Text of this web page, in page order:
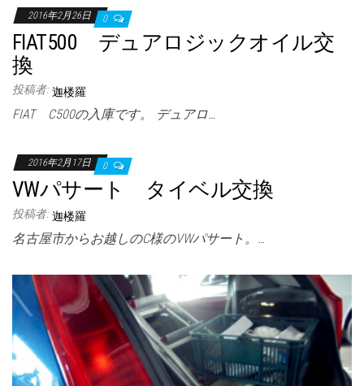
2016年2月26日 0
FIAT500 デュアロジックオイル交
換
投稿者: 迦楼羅
FIAT C500の入庫です。 デュアロ…
2016年2月17日 0
VWパサート タイベル交換
投稿者: 迦楼羅
名古屋市からお越しのC様のVWパサート。…